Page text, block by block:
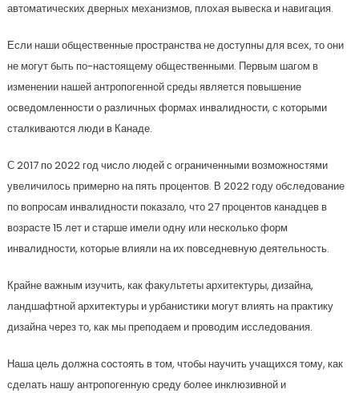
автоматических дверных механизмов, плохая вывеска и навигация.
Если наши общественные пространства не доступны для всех, то они
не могут быть по-настоящему общественными. Первым шагом в
изменении нашей антропогенной среды является повышение
осведомленности о различных формах инвалидности, с которыми
сталкиваются люди в Канаде.
С 2017 по 2022 год число людей с ограниченными возможностями
увеличилось примерно на пять процентов. В 2022 году обследование
по вопросам инвалидности показало, что 27 процентов канадцев в
возрасте 15 лет и старше имели одну или несколько форм
инвалидности, которые влияли на их повседневную деятельность.
Крайне важным изучить, как факультеты архитектуры, дизайна,
ландшафтной архитектуры и урбанистики могут влиять на практику
дизайна через то, как мы преподаем и проводим исследования.
Наша цель должна состоять в том, чтобы научить учащихся тому, как
сделать нашу антропогенную среду более инклюзивной и